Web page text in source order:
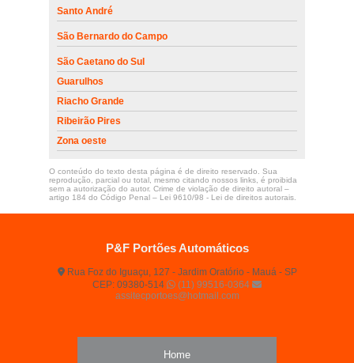
Santo André
São Bernardo do Campo
São Caetano do Sul
Guarulhos
Riacho Grande
Ribeirão Pires
Zona oeste
O conteúdo do texto desta página é de direito reservado. Sua
reprodução, parcial ou total, mesmo citando nossos links, é proibida
sem a autorização do autor. Crime de violação de direito autoral –
artigo 184 do Código Penal – Lei 9610/98 - Lei de direitos autorais.
P&F Portões Automáticos
Rua Foz do Iguaçu, 127 - Jardim Oratório - Mauá - SP
CEP: 09380-514
(11) 99516-0364
assitecportoes@hotmail.com
Home